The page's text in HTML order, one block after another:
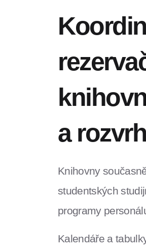
a
Knihovny
studentských
programy
Kalendáře a